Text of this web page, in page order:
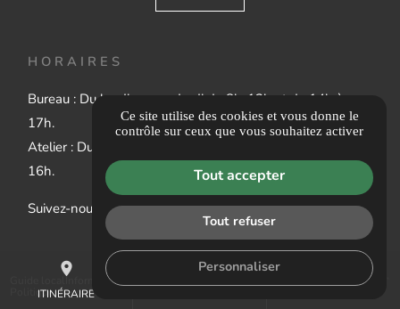
place
ITINÉRAIRE
mail
HORAIRES
Bureau : Du lundi au vendredi de 8h-12h et de 14h à
17h.
Atelier : Du lundi au vendredi 6h30 - 12h et de 13h à
16h.
Suivez-nous :
Informations complémentaires
Politique de confidentialité
Ce site utilise des cookies et vous donne le
contrôle sur ceux que vous souhaitez activer
Tout accepter
Tout refuser
Personnaliser